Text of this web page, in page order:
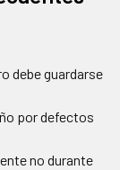
debe guardarse
por defectos
no durante